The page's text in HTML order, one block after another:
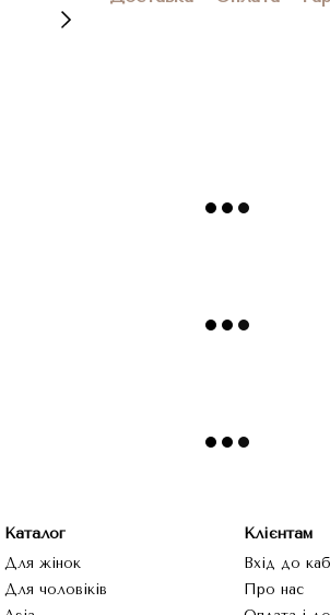
Каталог
Для жінок
Для чоловіків
Клієнтам
Вхід до
Про нас